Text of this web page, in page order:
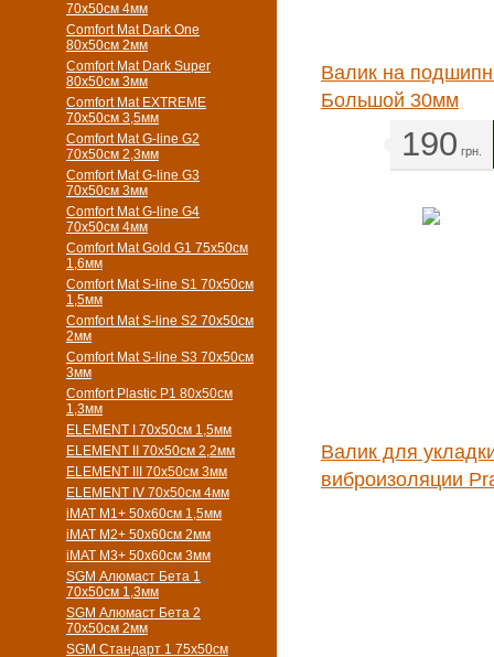
70х50см 4мм
Comfort Mat Dark One
80x50см 2мм
Comfort Mat Dark Super
80x50см 3мм
Comfort Mat EXTREME
70x50см 3,5мм
Comfort Mat G-line G2
70х50см 2,3мм
Comfort Mat G-line G3
70х50см 3мм
Comfort Mat G-line G4
70х50см 4мм
Comfort Mat Gold G1 75х50см
1,6мм
Comfort Mat S-line S1 70х50см
1,5мм
Comfort Mat S-line S2 70х50см
2мм
Comfort Mat S-line S3 70х50см
3мм
Comfort Plastic P1 80x50см
1,3мм
ELEMENT I 70х50см 1,5мм
ELEMENT II 70х50см 2,2мм
ELEMENT III 70х50см 3мм
ELEMENT IV 70х50см 4мм
iMAT M1+ 50х60см 1,5мм
iMAT M2+ 50х60см 2мм
iMAT M3+ 50х60см 3мм
SGM Алюмаст Бета 1
70х50см 1,3мм
SGM Алюмаст Бета 2
70х50см 2мм
SGM Стандарт 1 75х50см
Валик на
Большой 30мм
190 грн.
Валик для
виброизоляции